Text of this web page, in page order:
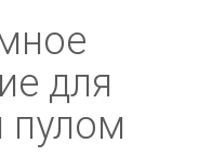
для
пулом